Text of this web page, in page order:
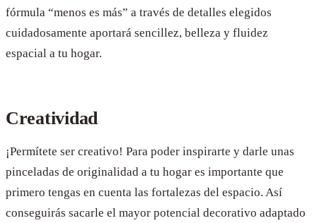
fórmula “menos es más” a través de detalles elegidos
cuidadosamente aportará sencillez, belleza y fluidez
espacial a tu hogar.
Creatividad
¡Permítete ser creativo! Para poder inspirarte y darle unas
pinceladas de originalidad a tu hogar es importante que
primero tengas en cuenta las fortalezas del espacio. Así
conseguirás sacarle el mayor potencial decorativo adaptado